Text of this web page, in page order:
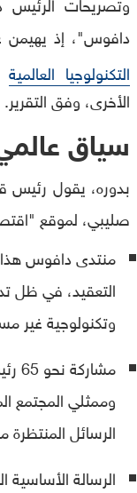
دافوس"، إذ يهيمن
التكنولوجيا العالمية
الأخرى، وفق التقرير.
سياق
صليبي، لموقع
منتدى دافوس هذا
التعقيد، في ظل
وتكنولوجية غير
وممثلي المجتمع
الرسائل
الرسالة